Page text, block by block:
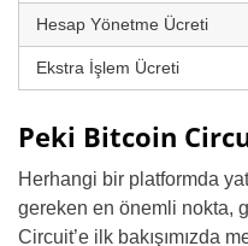
Hesap Yönetme Ücreti
Ekstra İşlem Ücreti
Peki Bitcoin
Herhangi bir platformda
gereken en önemli nokta,
Circuit’e ilk bakışımızda